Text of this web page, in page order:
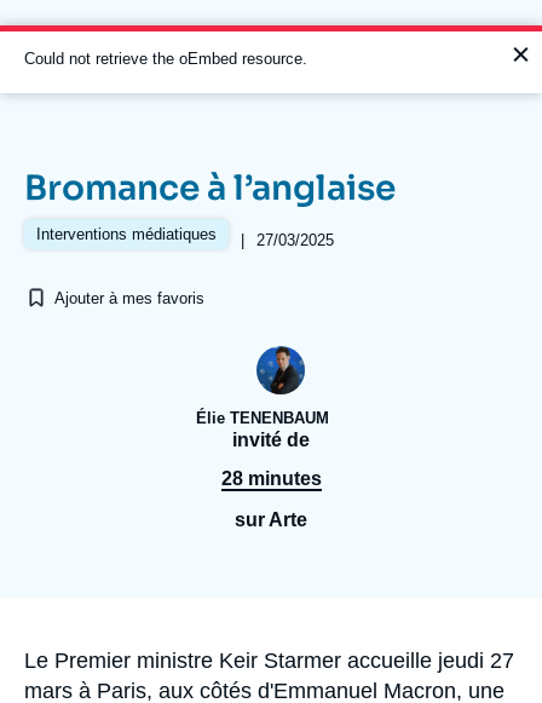
au
contenu
principal
Navigation
principale
Recherches fréquentes
Proche-Orient
Bromance à l’anglaise
Interventions médiatiques | 27/03/2025
Ajouter à mes favoris
Élie TENENBAUM
invité de
28 minutes
sur Arte
Accroche
Le Premier ministre Keir Starmer accueille jeudi 27
mars à Paris, aux côtés d'Emmanuel Macron, une
Message
d'erreur
Could not retrieve the oEmbed resource.